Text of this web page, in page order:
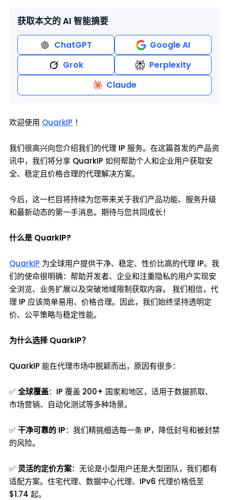
获取本文的 AI 智能摘要
ChatGPT
Google AI
Grok
Perplexity
Claude
欢迎使用 QuarkIP ！
我们很高兴向您介绍我们的代理 IP 服务。在这篇首发的产品资
讯中，我们将分享 QuarkIP 如何帮助个人和企业用户获取安
全、稳定且价格合理的代理解决方案。
今后，这一栏目将持续为您带来关于我们产品功能、服务升级
和最新动态的第一手消息。期待与您共同成长！
什么是 QuarkIP?
QuarkIP 为全球用户提供干净、稳定、性价比高的代理 IP。我
们的使命很明确：帮助开发者、企业和注重隐私的用户实现安
全浏览、业务扩展以及突破地域限制获取内容。 我们相信，代
理 IP 应该简单易用、价格合理。因此，我们始终坚持透明定
价、公平策略与稳定性能。
为什么选择 QuarkIP？
QuarkIP 能在代理市场中脱颖而出，原因有很多：
✅全球覆盖：IP 覆盖 200+ 国家和地区，适用于数据抓取、
市场营销、自动化测试等多种场景。
✅干净可靠的 IP：我们精挑细选每一条 IP，降低封号和被封禁
的风险。
✅ 灵活的定价方案：无论是小型用户还是大型团队，我们都有
适配方案。住宅代理、数据中心代理、IPv6 代理价格低至
$1.74 起。